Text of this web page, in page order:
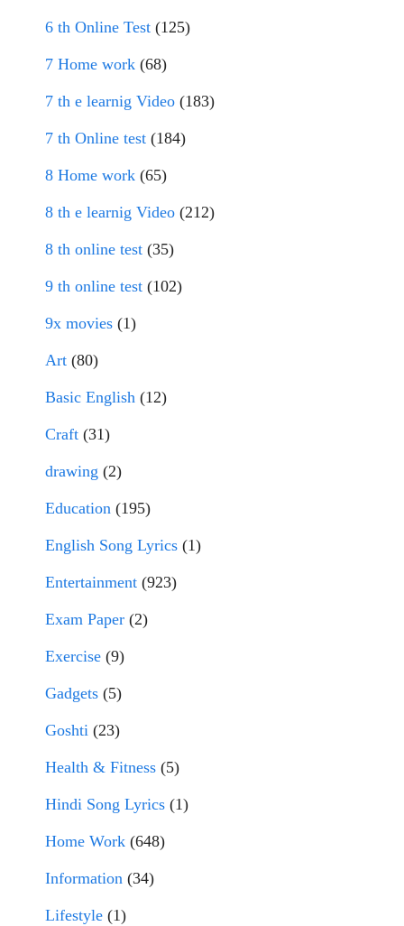
6 th Online Test (125)
7 Home work (68)
7 th e learnig Video (183)
7 th Online test (184)
8 Home work (65)
8 th e learnig Video (212)
8 th online test (35)
9 th online test (102)
9x movies (1)
Art (80)
Basic English (12)
Craft (31)
drawing (2)
Education (195)
English Song Lyrics (1)
Entertainment (923)
Exam Paper (2)
Exercise (9)
Gadgets (5)
Goshti (23)
Health & Fitness (5)
Hindi Song Lyrics (1)
Home Work (648)
Information (34)
Lifestyle (1)